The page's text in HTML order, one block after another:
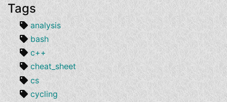
Tags
analysis
bash
c++
cheat_sheet
cs
cycling